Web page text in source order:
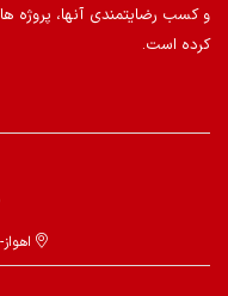
و کسب رضایتمندی آنها، پروژه
کرده است.